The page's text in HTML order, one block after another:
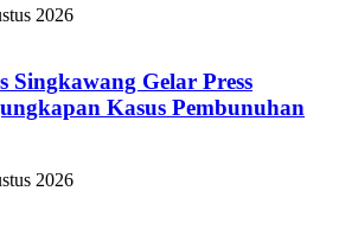
2026
Singkawang Gelar Press
Kasus Pembunuhan
2026